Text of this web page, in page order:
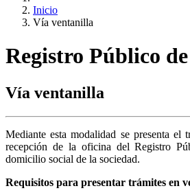
Inicio
Vía ventanilla
Registro Público
Vía ventanilla
Mediante esta modalidad se presenta el
recepción de la oficina del Registro
domicilio social de la sociedad.
Requisitos para presentar trámites en